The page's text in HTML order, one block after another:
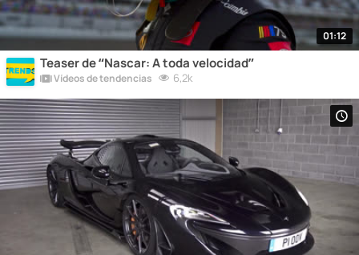
01:12
Teaser de “Nascar: A toda velocidad”
Vídeos de tendencias 6,2k